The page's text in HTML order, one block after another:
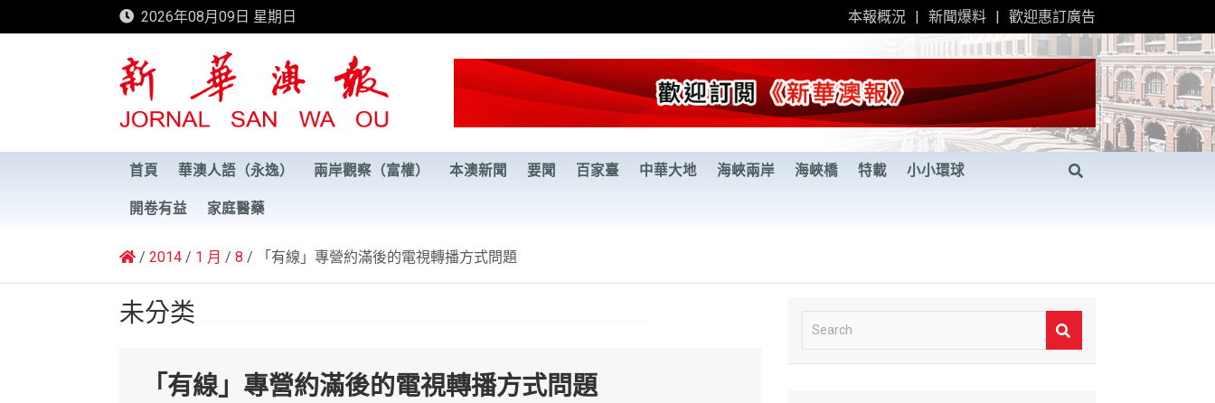
to
2026年08月09日 星期日 本報概況 新聞爆料 歡迎惠訂廣告
新華澳報
首頁 華澳人語（永逸） 兩岸觀察（富權） 本澳新聞 要聞 百家臺 中華大地 海峽兩岸 海峽橋 特載 小小環球
開卷有益 家庭醫藥
2014 1 月 8 「有線」專營約滿後的電視轉播方式問題
未分类
「有線」專營約滿後的電視轉播方式問題
e